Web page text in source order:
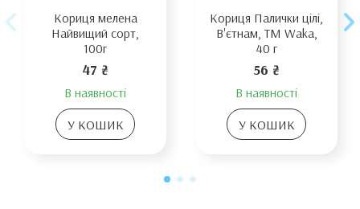
Кориця мелена
Найвищий сорт,
100г
47 ₴
В наявності
У КОШИК
Кориця Палички цілі,
В'єтнам, TM Waka,
40 г
56 ₴
В наявності
У КОШИК